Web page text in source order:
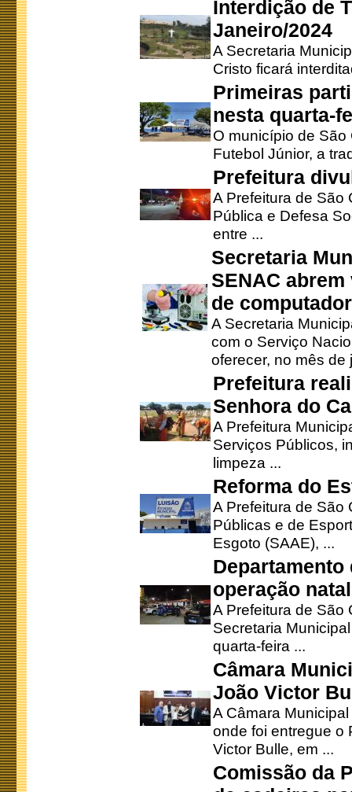
Interdição de
Janeiro/2024
A Secretaria
Cristo ficará
Primeiras
nesta quarta-
O município de
Futebol Júnior, a
Prefeitura
A Prefeitura de São
Pública e Defesa
entre ...
Secretaria
SENAC
de
A Secretaria
com o Serviço
oferecer, no mês de
Prefeitura
Senhora do
A Prefeitura
Serviços Públicos,
limpeza ...
Reforma do
A Prefeitura de São
Públicas e de
Esgoto (SAAE), ...
operação
A Prefeitura de São
Secretaria
quarta-feira ...
Câmara
João Victor
A Câmara
onde foi entregue o
Victor Bulle, em ...
Comissão da